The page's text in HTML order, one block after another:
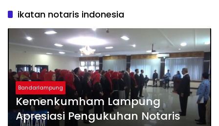
ikatan notaris indonesia
Bandarlampung
Kemenkumham Lampung
Apresiasi Pengukuhan Notaris